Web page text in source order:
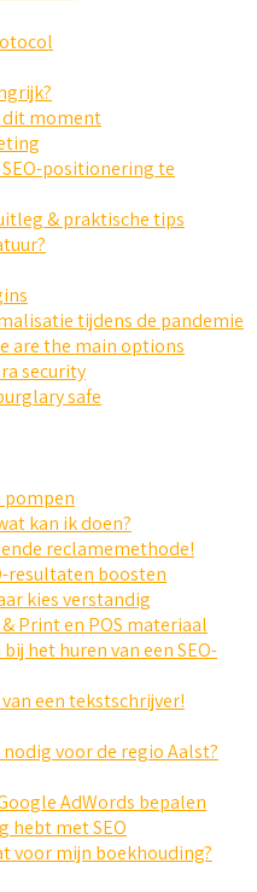
dit moment
SEO-positionering te
& praktische tips
tijdens de pandemie
are the main options
security
safe
pompen
kan ik doen?
reclamemethode!
resultaten boosten
kies verstandig
Print en POS materiaal
het huren van een SEO-
een tekstschrijver!
voor de regio Aalst?
AdWords bepalen
hebt met SEO
voor mijn boekhouding?